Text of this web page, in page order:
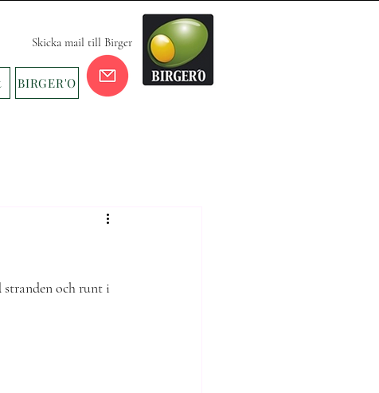
Skicka mail till Birger
BIRGER'O
stranden och runt i